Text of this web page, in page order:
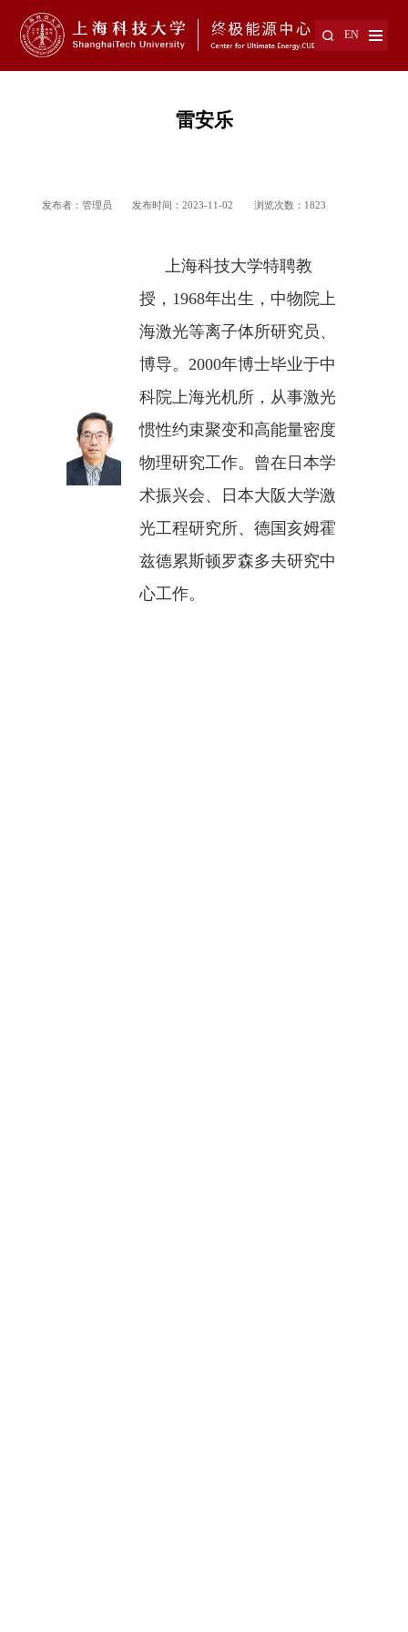
EN
特聘教授
雷安乐
发布者：管理员 发布时间：2023-11-02 浏览次数： 1823
上海科技大学特聘教
授， 1968年出生，中物院上
海激光等离子体所研究员、
博导。 2000年博士毕业于中
科院上海光机所，从事激光
惯性约束聚变和高能量密度
物理研究工作。曾在日本学
术振兴会、日本大阪大学激
光工程研究所、德国亥姆霍
兹德累斯顿罗森多夫研究中
心工作。